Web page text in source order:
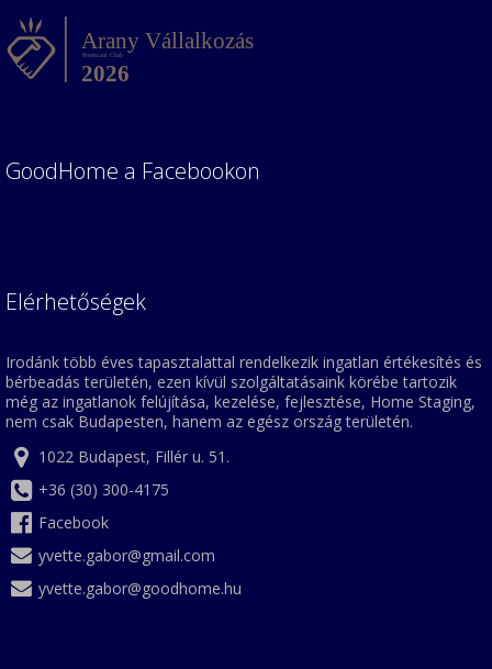
GoodHome a Facebookon
Elérhetőségek
Irodánk több éves tapasztalattal rendelkezik ingatlan értékesítés és
bérbeadás területén, ezen kívül szolgáltatásaink körébe tartozik
még az ingatlanok felújítása, kezelése, fejlesztése, Home Staging,
nem csak Budapesten, hanem az egész ország területén.
1022 Budapest, Fillér u. 51.
+36 (30) 300-4175
Facebook
yvette.gabor@gmail.com
yvette.gabor@goodhome.hu